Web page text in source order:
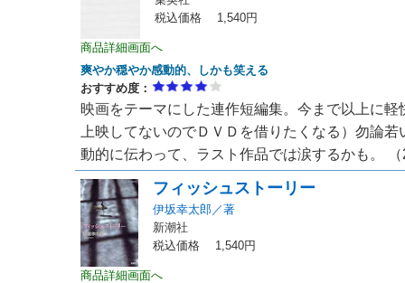
税込価格 1,540円
商品詳細画面へ
爽やか穏やか感動的、しかも笑える
おすすめ度：
映画をテーマにした連作短編集。今まで以上に
上映してないのでＤＶＤを借りたくなる）勿論
動的に伝わって、ラスト作品では涙するかも。
フィッシュストーリー
伊坂幸太郎／著
新潮社
税込価格 1,540円
商品詳細画面へ